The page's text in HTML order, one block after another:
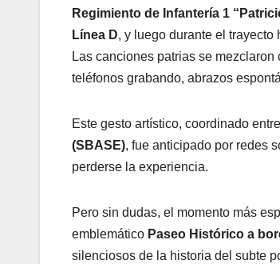
Regimiento de Infantería 1
Línea D, y luego durante el trayecto
Las canciones patrias se
teléfonos grabando, abrazos
Este gesto artístico, coordinado
(SBASE), fue anticipado por redes
perderse la experiencia.
Pero sin dudas, el momento más
emblemático Paseo Histórico a
silenciosos de la historia del subte